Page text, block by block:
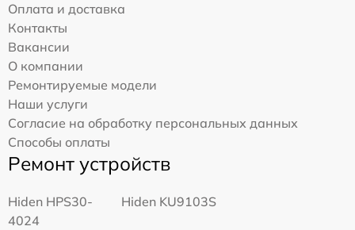
Оплата и доставка
Контакты
Вакансии
О компании
Ремонтируемые модели
Наши услуги
Согласие на обработку персональных данных
Способы оплаты
Ремонт устройств
Hiden HPS30-
4024
Hiden KU9103S